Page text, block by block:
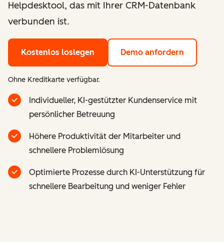
Helpdesktool, das mit Ihrer CRM-Datenbank
verbunden ist.
Kostenlos loslegen Demo anfordern
Ohne Kreditkarte verfügbar.
Individueller, KI-gestützter Kundenservice mit
persönlicher Betreuung
Höhere Produktivität der Mitarbeiter und
schnellere Problemlösung
Optimierte Prozesse durch KI-Unterstützung für
schnellere Bearbeitung und weniger Fehler